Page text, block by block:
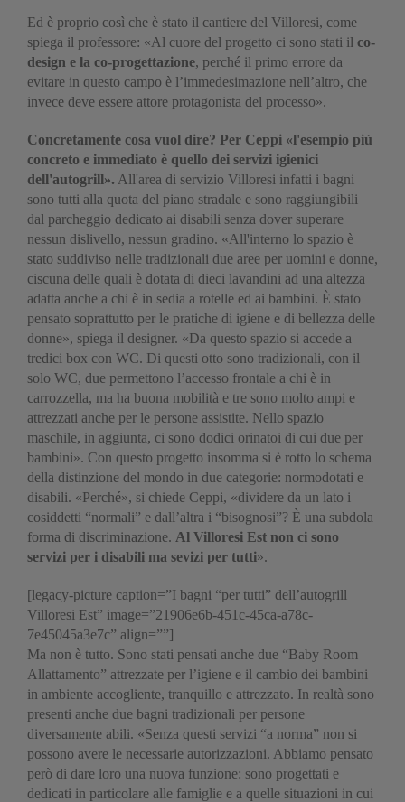
Ed è proprio così che è stato il cantiere del Villoresi, come
spiega il professore: «Al cuore del progetto ci sono stati il co-
design e la co-progettazione, perché il primo errore da
evitare in questo campo è l’immedesimazione nell’altro, che
invece deve essere attore protagonista del processo».
Concretamente cosa vuol dire? Per Ceppi «l'esempio più
concreto e immediato è quello dei servizi igienici
dell'autogrill». All'area di servizio Villoresi infatti i bagni
sono tutti alla quota del piano stradale e sono raggiungibili
dal parcheggio dedicato ai disabili senza dover superare
nessun dislivello, nessun gradino. «All'interno lo spazio è
stato suddiviso nelle tradizionali due aree per uomini e donne,
ciscuna delle quali è dotata di dieci lavandini ad una altezza
adatta anche a chi è in sedia a rotelle ed ai bambini. È stato
pensato soprattutto per le pratiche di igiene e di bellezza delle
donne», spiega il designer. «Da questo spazio si accede a
tredici box con WC. Di questi otto sono tradizionali, con il
solo WC, due permettono l’accesso frontale a chi è in
carrozzella, ma ha buona mobilità e tre sono molto ampi e
attrezzati anche per le persone assistite. Nello spazio
maschile, in aggiunta, ci sono dodici orinatoi di cui due per
bambini». Con questo progetto insomma si è rotto lo schema
della distinzione del mondo in due categorie: normodotati e
disabili. «Perché», si chiede Ceppi, «dividere da un lato i
cosiddetti “normali” e dall’altra i “bisognosi”? È una subdola
forma di discriminazione. Al Villoresi Est non ci sono
servizi per i disabili ma sevizi per tutti».
[legacy-picture caption=”I bagni “per tutti” dell’autogrill
Villoresi Est” image=”21906e6b-451c-45ca-a78c-
7e45045a3e7c” align=””]
Ma non è tutto. Sono stati pensati anche due “Baby Room
Allattamento” attrezzate per l’igiene e il cambio dei bambini
in ambiente accogliente, tranquillo e attrezzato. In realtà sono
presenti anche due bagni tradizionali per persone
diversamente abili. «Senza questi servizi “a norma” non si
possono avere le necessarie autorizzazioni. Abbiamo pensato
però di dare loro una nuova funzione: sono progettati e
dedicati in particolare alle famiglie e a quelle situazioni in cui